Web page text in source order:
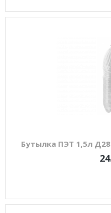
Бутылка ПЭТ 1,5л